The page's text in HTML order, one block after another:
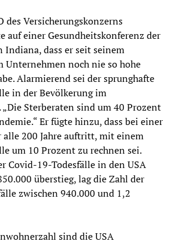
des Versicherungskonzerns
auf einer Gesundheitskonferenz der
Indiana, dass er seit seinem
Unternehmen noch nie so hohe
Alarmierend sei der sprunghafte
in der Bevölkerung im
Sterberaten sind um 40 Prozent
Er fügte hinzu, dass bei einer
alle 200 Jahre auftritt, mit einem
um 10 Prozent zu rechnen sei.
Covid-19-Todesfälle in den USA
überstieg, lag die Zahl der
zwischen 940.000 und 1,2
sind die USA